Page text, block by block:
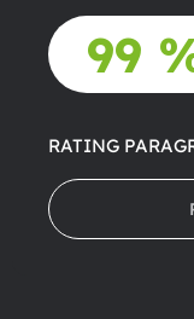
99
RATING